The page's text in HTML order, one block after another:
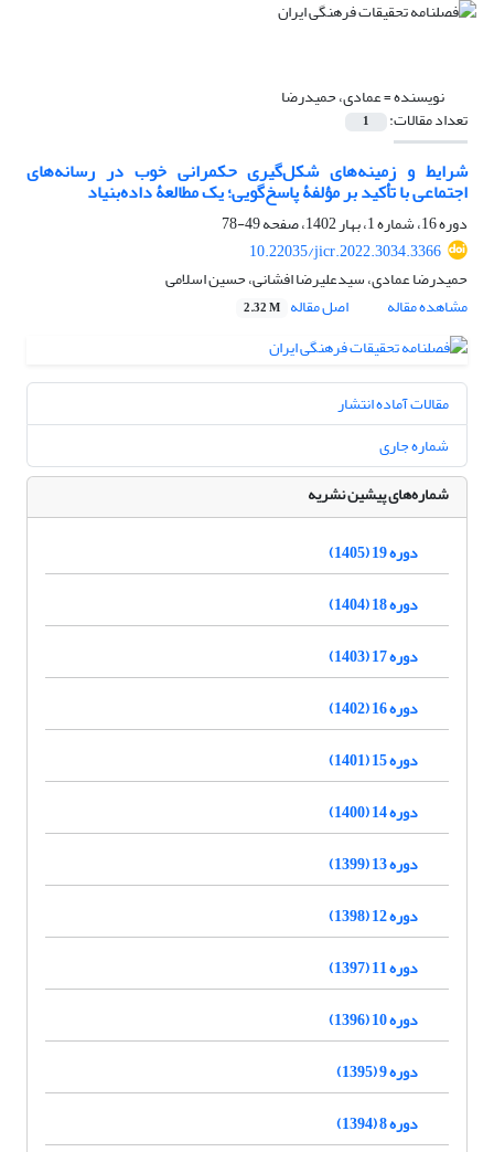
نویسنده =عمادی، حمیدرضا
تعداد مقالات: 1
شرایط و زمینه‌های شکل‌گیری حکمرانی خوب در رسانه‌های
اجتماعی با تأکید بر مؤلفۀ پاسخ‌گویی؛ یک مطالعۀ داده‌بنیاد
دوره 16، شماره 1، بهار 1402، صفحه
49-78
10.22035/jicr.2022.3034.3366
حمیدرضا عمادی، سیدعلیرضا افشانی، حسین اسلامی
مشاهده مقاله
اصل مقاله 2.32 M
مقالات آماده انتشار
شماره جاری
شماره‌های پیشین نشریه
دوره 19 (1405)
دوره 18 (1404)
دوره 17 (1403)
دوره 16 (1402)
دوره 15 (1401)
دوره 14 (1400)
دوره 13 (1399)
دوره 12 (1398)
دوره 11 (1397)
دوره 10 (1396)
دوره 9 (1395)
دوره 8 (1394)